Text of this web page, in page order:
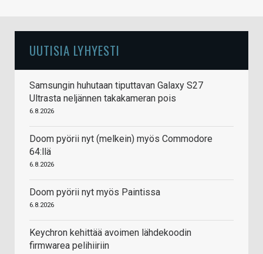
UUTISIA LYHYESTI
Samsungin huhutaan tiputtavan Galaxy S27
Ultrasta neljännen takakameran pois
6.8.2026
Doom pyörii nyt (melkein) myös Commodore
64:llä
6.8.2026
Doom pyörii nyt myös Paintissa
6.8.2026
Keychron kehittää avoimen lähdekoodin
firmwarea pelihiiriin